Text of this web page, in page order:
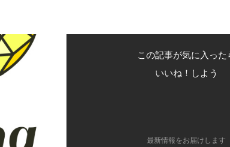
この記事が気に入った
いいね！しよう
最新情報をお届けします